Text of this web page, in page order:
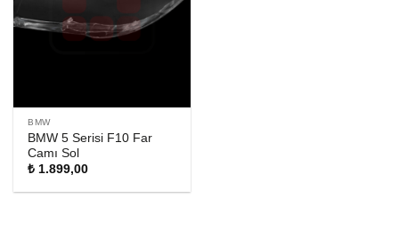
BMW
BMW 5 Serisi F10 Far
Camı Sol
₺ 1.899,00